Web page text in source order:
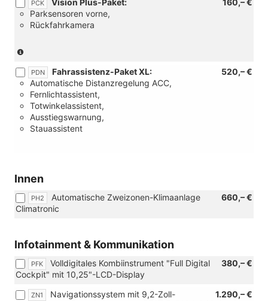
PCK
Parksensoren vorne,
Rückfahrkamera
Verbindung
mit
[P22]
Ausstattungspaket
PREMIUM)
PDN 520,– €
Fahrassistenz-Paket XL:
Automatische Distanzregelung ACC,
Fernlichtassistent,
Totwinkelassistent,
Ausstiegswarnung,
Stauassistent
Innen
PH2 660,– €
Automatische Zweizonen-Klimaanlage
Climatronic
Infotainment & Kommunikation
PFK 380,– €
Volldigitales Kombiinstrument "Full Digital
Cockpit" mit 10,25"-LCD-Display
ZN1 1.290,– €
Navigationssystem mit 9,2-Zoll-